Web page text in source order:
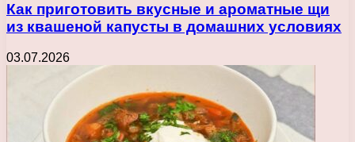
Как приготовить вкусные и ароматные щи
из квашеной капусты в домашних условиях
03.07.2026